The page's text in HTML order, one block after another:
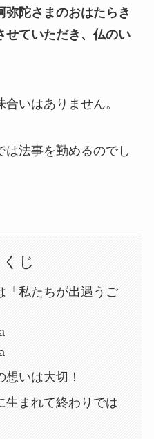
弥陀さまのおはたらき
せていただき、仏のい
いはありません。
は法事を勤めるのでし
くじ
「私たちが出遇うご
いは大切！
生まれて終わりでは